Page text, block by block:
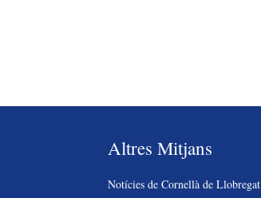
Altres Mitjans
Notícies de Cornellà de Llobregat